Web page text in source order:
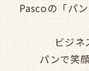
Pascoの「パン
ビジ
パンで笑